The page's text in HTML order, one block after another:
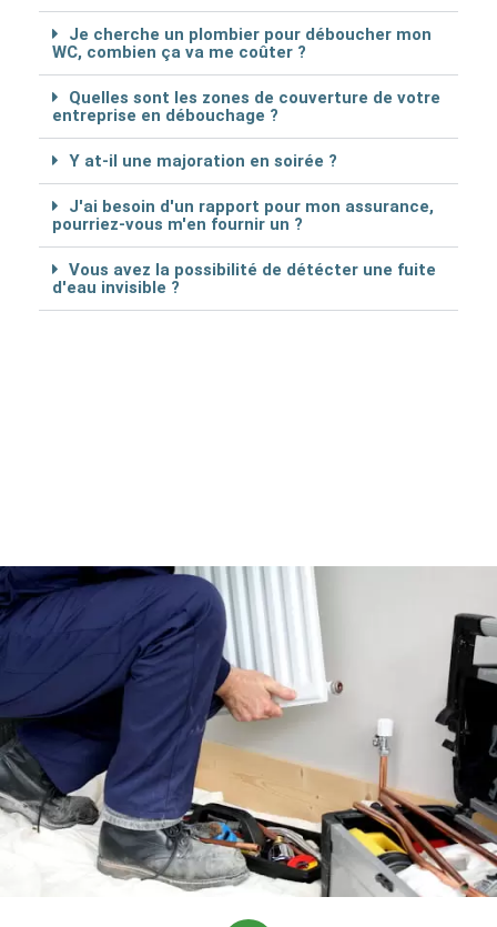
Je cherche un plombier pour déboucher mon
WC, combien ça va me coûter ?
Quelles sont les zones de couverture de votre
entreprise en débouchage ?
Y at-il une majoration en soirée ?
J'ai besoin d'un rapport pour mon assurance,
pourriez-vous m'en fournir un ?
Vous avez la possibilité de détécter une fuite
d'eau invisible ?